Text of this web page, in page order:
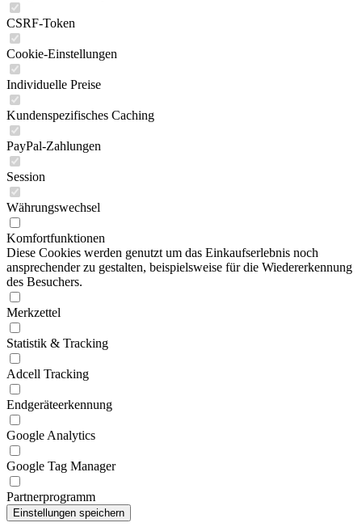
CSRF-Token
Cookie-Einstellungen
Individuelle Preise
Kundenspezifisches Caching
PayPal-Zahlungen
Session
Währungswechsel
Komfortfunktionen
Diese Cookies werden genutzt um das Einkaufserlebnis noch
ansprechender zu gestalten, beispielsweise für die Wiedererkennung
des Besuchers.
Merkzettel
Statistik & Tracking
Adcell Tracking
Endgeräteerkennung
Google Analytics
Google Tag Manager
Partnerprogramm